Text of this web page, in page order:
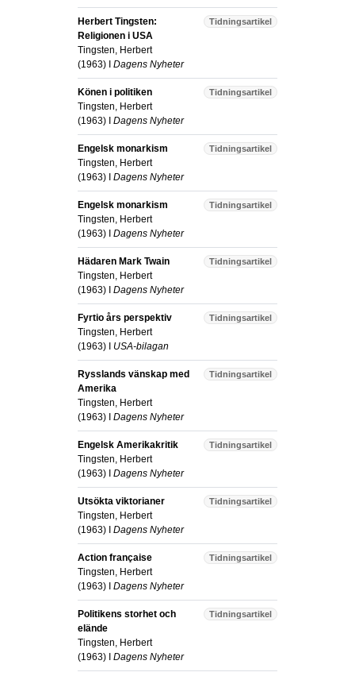
Tidningsartikel
Herbert Tingsten:
Religionen i USA
Tingsten, Herbert
(1963) I Dagens Nyheter
Tidningsartikel
Könen i politiken
Tingsten, Herbert
(1963) I Dagens Nyheter
Tidningsartikel
Engelsk monarkism
Tingsten, Herbert
(1963) I Dagens Nyheter
Tidningsartikel
Engelsk monarkism
Tingsten, Herbert
(1963) I Dagens Nyheter
Tidningsartikel
Hädaren Mark Twain
Tingsten, Herbert
(1963) I Dagens Nyheter
Tidningsartikel
Fyrtio års perspektiv
Tingsten, Herbert
(1963) I USA-bilagan
Tidningsartikel
Rysslands vänskap med
Amerika
Tingsten, Herbert
(1963) I Dagens Nyheter
Tidningsartikel
Engelsk Amerikakritik
Tingsten, Herbert
(1963) I Dagens Nyheter
Tidningsartikel
Utsökta viktorianer
Tingsten, Herbert
(1963) I Dagens Nyheter
Tidningsartikel
Action française
Tingsten, Herbert
(1963) I Dagens Nyheter
Tidningsartikel
Politikens storhet och
elände
Tingsten, Herbert
(1963) I Dagens Nyheter